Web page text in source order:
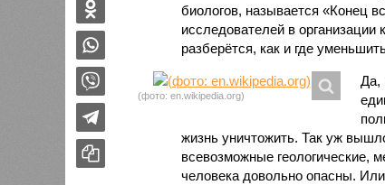
биологов, называется «Конец
исследователей в
разберётся, как и где
(фото: en.wikipedia.org)
Да,
жизнь уничтожить. Так уж
всевозможные геологические,
человека довольно опасны.